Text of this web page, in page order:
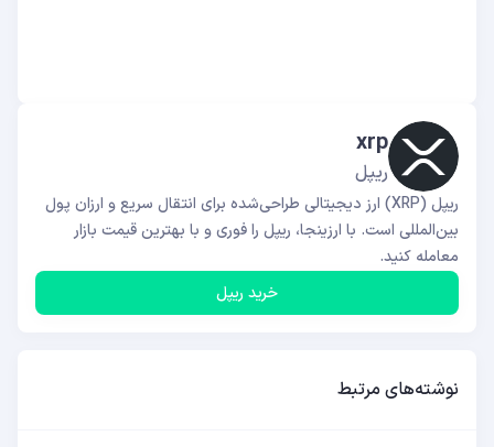
xrp
ریپل
ریپل (XRP) ارز دیجیتالی طراحی‌شده برای انتقال سریع و ارزان پول
بین‌المللی است. با ارزینجا، ریپل را فوری و با بهترین قیمت بازار
معامله کنید.
خرید ریپل
نوشته‌های مرتبط